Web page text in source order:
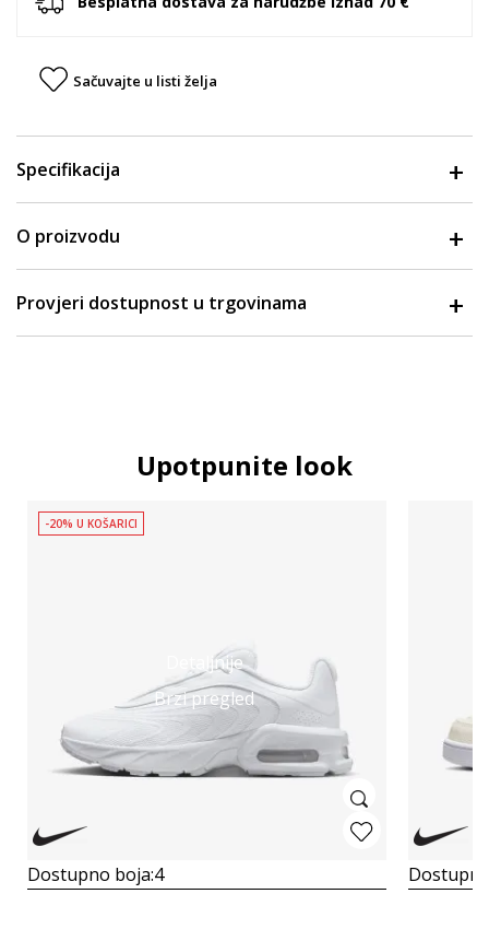
Sačuvajte u listi želja
Specifikacija
O proizvodu
Provjeri dostupnost u trgovinama
Upotpunite look
Detaljnije
Brzi pregled
-20% U KOŠARICI
Dostupno boja:4